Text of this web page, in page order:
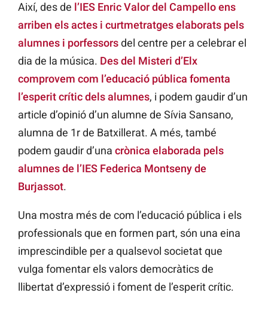
Així, des de l’IES Enric Valor del Campello ens
arriben els actes i curtmetratges elaborats pels
alumnes i porfessorsdel centre per a celebrar el
dia de la música. Des del Misteri d’Elx
comprovem com l’educació pública fomenta
l’esperit crític dels alumnes, i podem gaudir d’un
article d’opinió d’un alumne de Sívia Sansano,
alumna de 1r de Batxillerat. A més, també
podem gaudir d’una crònica elaborada pels
alumnes de l’IES Federica Montseny de
Burjassot.
Una mostra més de com l’educació pública i els
professionals que en formen part, són una eina
imprescindible per a qualsevol societat que
vulga fomentar els valors democràtics de
llibertat d’expressió i foment de l’esperit crític.